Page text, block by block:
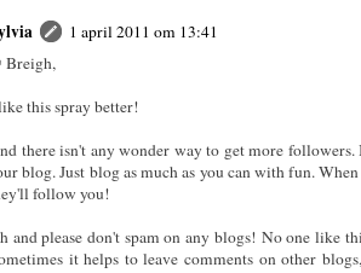
1 april 2011 om 13:41
Breigh,
this spray better!
there isn't any wonder way to get more
blog. Just blog as much as you can with fun.
follow you!
and please don't spam on any blogs! No one like
it helps to leave comments on other